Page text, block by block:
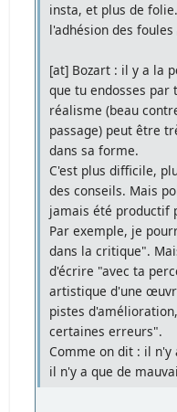
insta, et plus de
l'adhésion des foules
[at] Bozart : il y a la
que tu endosses par
réalisme (beau
passage) peut être
dans sa forme.
C'est plus difficile,
des conseils. Mais
jamais été productif
Par exemple, je
dans la critique".
d'écrire "avec ta
artistique d'une
pistes
certaines erreurs".
Comme on dit : il n'y
il n'y a que de